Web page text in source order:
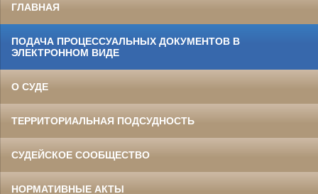
ГЛАВНАЯ
ПОДАЧА ПРОЦЕССУАЛЬНЫХ ДОКУМЕНТОВ В
ЭЛЕКТРОННОМ ВИДЕ
О СУДЕ
ТЕРРИТОРИАЛЬНАЯ ПОДСУДНОСТЬ
СУДЕЙСКОЕ СООБЩЕСТВО
НОРМАТИВНЫЕ АКТЫ